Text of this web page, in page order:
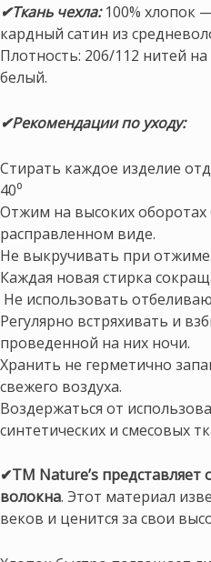
✔Ткань чехла: 100% хлопок
кардный сатин из
Плотность: 206/112 нитей на
белый.
✔Рекомендации по уходу:
Стирать каждое изделие
40⁰
Отжим на высоких оборотах
расправленном виде.
Не выкручивать при отжиме.
Каждая новая стирка
Не использовать
Регулярно встряхивать и
проведенной на них ночи.
Хранить не герметично
свежего воздуха.
Воздержаться от
синтетических и смесовых
✔ТМ Nature’s представляет
волокна. Этот материал
веков и ценится за свои